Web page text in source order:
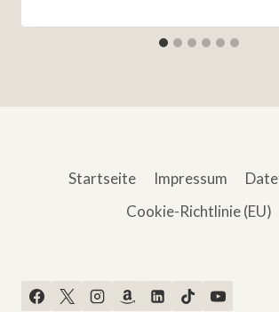
Startseite Impressum
Cookie-Richtlinie (EU)